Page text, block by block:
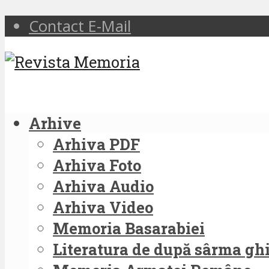
Contact E-Mail
Arhive
Arhiva PDF
Arhiva Foto
Arhiva Audio
Arhiva Video
Memoria Basarabiei
Literatura de după sârma